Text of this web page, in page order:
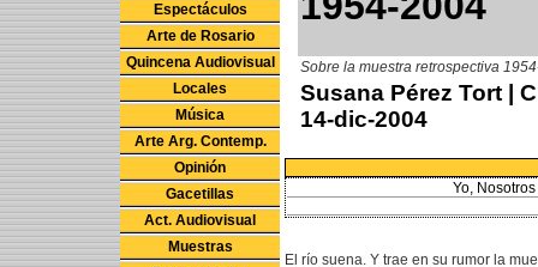
Espectáculos
Arte de Rosario
Quincena Audiovisual
Locales
Música
Arte Arg. Contemp.
Opinión
Gacetillas
Act. Audiovisual
Muestras
Sobre la muestra retrospectiva
Susana Pérez Tort|
14-dic-2004
Yo,
El río suena. Y trae en su rumor la